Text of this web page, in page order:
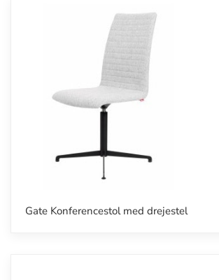
Gate Konferencestol med drejestel